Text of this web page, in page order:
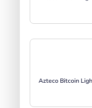
Azteco Bitcoin